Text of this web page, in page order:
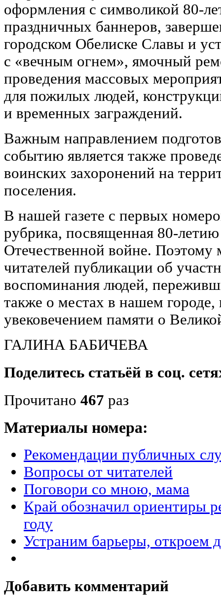
оформления с символикой 80-
праздничных баннеров,
городском Обелиске Славы и
с «вечным огнем», ямочный
проведения массовых
для пожилых людей,
и временных заграждений.
Важным направлением
событию является также
воинских захоронений на
поселения.
В нашей газете с первых
рубрика, посвященная 80-
Отечественной войне.
читателей публикации об
воспоминания людей,
также о местах в нашем городе,
увековечением памяти о
ГАЛИНА БАБИЧЕВА
Поделитесь статьёй в соц.
Прочитано 467 раз
Материалы номера:
Рекомендации публичных
Вопросы от читателей
Поговори со мною, мама
Край обозначил ориентиры
году
Устраним барьеры, откроем
Добавить комментарий